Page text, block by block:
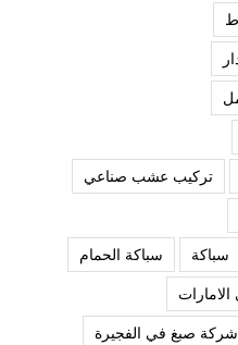
تركيب عشب صناعي
سباكة
سباكة الحمام
شركة صبغ في الفجيرة